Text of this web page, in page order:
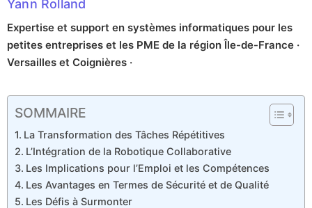
Yann Rolland
Expertise et support en systèmes informatiques pour les
petites entreprises et les PME de la région Île-de-France ·
Versailles et Coignières ·
SOMMAIRE
La Transformation des Tâches Répétitives
L’Intégration de la Robotique Collaborative
Les Implications pour l’Emploi et les Compétences
Les Avantages en Termes de Sécurité et de Qualité
Les Défis à Surmonter